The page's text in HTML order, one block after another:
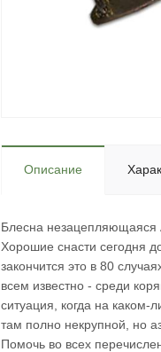
Описание
Блесна незацепляющаяся
Хорошие снасти сегодня
закончится это в 80
всем известно - среди
ситуация, когда на каком-
там полно некрупной, но
Помочь во всех